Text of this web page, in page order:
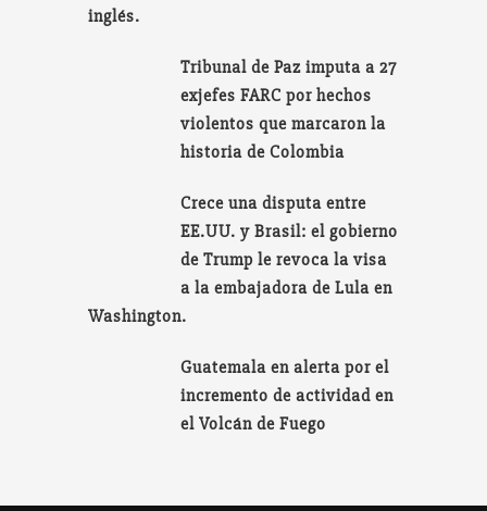
inglés.
Tribunal de Paz imputa a 27
exjefes FARC por hechos
violentos que marcaron la
historia de Colombia
Crece una disputa entre
EE.UU. y Brasil: el gobierno
de Trump le revoca la visa
a la embajadora de Lula en
Washington.
Guatemala en alerta por el
incremento de actividad en
el Volcán de Fuego